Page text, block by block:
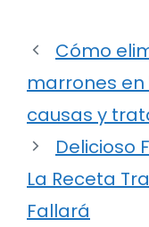
Cómo
marrones
causas y
Delicioso
La Receta
Fallará